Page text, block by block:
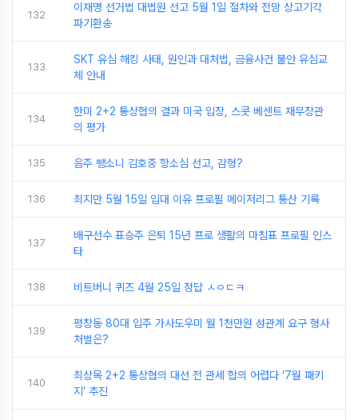
132
이재명 선거법 대법원 선고 5월 1일 절차와 전망 상고기각
파기환송
133
SKT 유심 해킹 사태, 원인과 대처법, 금융사건 불안 유심교
체 안내
134
한미 2+2 통상협의 결과 미국 입장, 스콧 베센트 재무장관
의 평가
135 음주 뺑소니 김호중 항소심 선고, 감형?
136 최지만 5월 15일 입대 이유 프로필 메이저리그 통산 기록
137
배구선수 표승주 은퇴 15년 프로 생활의 마침표 프로필 인스
타
138 비트버니 퀴즈 4월 25일 정답 ㅅㅇㄷㅋ
139
평창동 80대 입주 가사도우미 월 1천만원 성관계 요구 형사
처벌은?
140
최상목 2+2 통상협의 대선 전 관세 합의 어렵다 ‘7월 패키
지’ 추진